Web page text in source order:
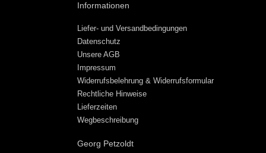
Informationen
Liefer- und Versandbedingungen
Datenschutz
Unsere AGB
Impressum
Widerrufsbelehrung & Widerrufsformular
Rechtliche Hinweise
Lieferzeiten
Wegbeschreibung
Georg Petzoldt